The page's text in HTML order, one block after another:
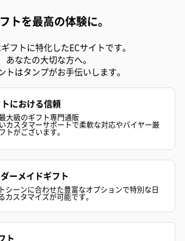
麦わらパンダバウム
梱してお届けします。
ッ
トを最高の体験に。
フトに特化したECサイトです。
あなたの大切な方へ。
トはタンプがお手伝いします。
における信頼
大級のギフト専門通販
カスタマーサポートで柔軟な対応やバイヤー厳
トがございます。
ーメイドギフト
シーンに合わせた豊富なオプションで特別な日
カスタマイズが可能です。
ト